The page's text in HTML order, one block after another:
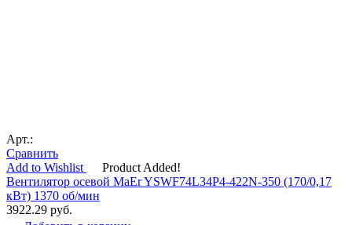
Арт.:
Сравнить
Add to Wishlist
Product Added!
Вентилятор осевой MaEr YSWF74L34P4-422N-350 (170/0,17
кВт) 1370 об/мин
3922.29 руб.